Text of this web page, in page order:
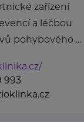
zařízení
a léčbou
pohybového ...
993